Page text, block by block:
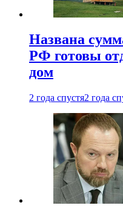
Названа
РФ готовы
дом
2 года спустя2 года